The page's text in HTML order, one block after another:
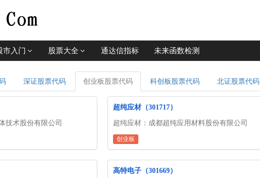
市入门 股票大全 通达信指标 未来函数检测
深证股票代码 创业板股票代码 科创板股票代码 北证股票代码
技术股份有限公司
超纯应材（301717）
超纯应材：成都超纯应用材料股份有限公司
创业板
高特电子（301669）